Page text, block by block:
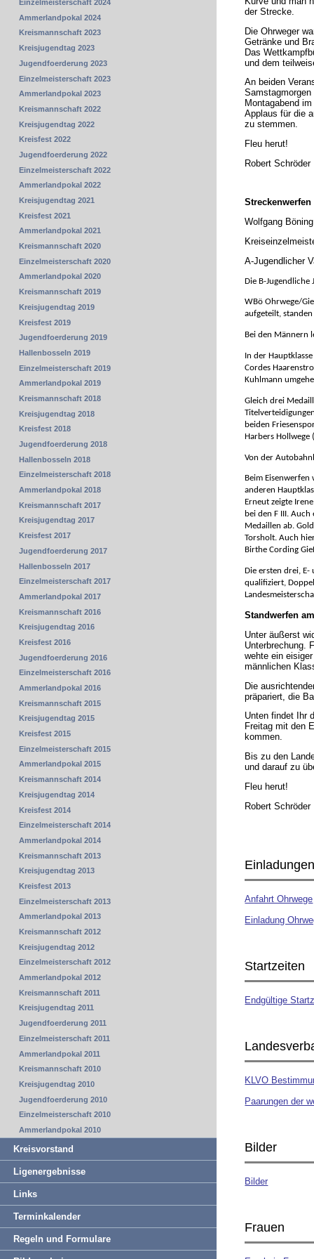
der Strecke.
Die Ohrweger
Getränke und
Das
und dem
An beiden
Montagabend
Applaus für die
zu stemmen.
Fleu herut!
Robert Schröder
Wolfgang
A-Jugendlicher
Die B-
WBö Ohrwege/
aufgeteilt,
Bei den Männern
In der
Cordes
Kuhlmann
Gleich drei
beiden
Harbers Hollwege
Von der
Beim
anderen
Erneut zeigte
bei den F III.
Medaillen ab.
Torsholt. Auch
Birthe Cording
Die ersten drei,
qualifiziert,
Standwerfen
Unter äußerst
Unterbrechung.
wehte ein
männlichen
Die
präpariert, die
Unten findet Ihr
Freitag mit den
kommen.
Bis zu den
und darauf zu
Fleu herut!
Robert Schröder
Anfahrt Ohrwege
Einladung
Startzeiten
Endgültige
KLVO
Paarungen der
Bilder
Bilder
Frauen
Einzelmeisterschaft 2024
Ammerlandpokal 2024
Kreismannschaft 2023
Kreisjugendtag 2023
Jugendfoerderung 2023
Einzelmeisterschaft 2023
Ammerlandpokal 2023
Kreismannschaft 2022
Kreisjugendtag 2022
Kreisfest 2022
Jugendfoerderung 2022
Einzelmeisterschaft 2022
Ammerlandpokal 2022
Kreisjugendtag 2021
Kreisfest 2021
Ammerlandpokal 2021
Kreismannschaft 2020
Einzelmeisterschaft 2020
Ammerlandpokal 2020
Kreismannschaft 2019
Kreisjugendtag 2019
Kreisfest 2019
Jugendfoerderung 2019
Hallenbosseln 2019
Einzelmeisterschaft 2019
Ammerlandpokal 2019
Kreismannschaft 2018
Kreisjugendtag 2018
Kreisfest 2018
Jugendfoerderung 2018
Hallenbosseln 2018
Einzelmeisterschaft 2018
Ammerlandpokal 2018
Kreismannschaft 2017
Kreisjugendtag 2017
Kreisfest 2017
Jugendfoerderung 2017
Hallenbosseln 2017
Einzelmeisterschaft 2017
Ammerlandpokal 2017
Kreismannschaft 2016
Kreisjugendtag 2016
Kreisfest 2016
Jugendfoerderung 2016
Einzelmeisterschaft 2016
Ammerlandpokal 2016
Kreismannschaft 2015
Kreisjugendtag 2015
Kreisfest 2015
Einzelmeisterschaft 2015
Ammerlandpokal 2015
Kreismannschaft 2014
Kreisjugendtag 2014
Kreisfest 2014
Einzelmeisterschaft 2014
Ammerlandpokal 2014
Kreismannschaft 2013
Kreisjugendtag 2013
Kreisfest 2013
Einzelmeisterschaft 2013
Ammerlandpokal 2013
Kreismannschaft 2012
Kreisjugendtag 2012
Einzelmeisterschaft 2012
Ammerlandpokal 2012
Kreismannschaft 2011
Kreisjugendtag 2011
Jugendfoerderung 2011
Einzelmeisterschaft 2011
Ammerlandpokal 2011
Kreismannschaft 2010
Kreisjugendtag 2010
Jugendfoerderung 2010
Einzelmeisterschaft 2010
Ammerlandpokal 2010
Kreisvorstand
Ligenergebnisse
Links
Terminkalender
Regeln und Formulare